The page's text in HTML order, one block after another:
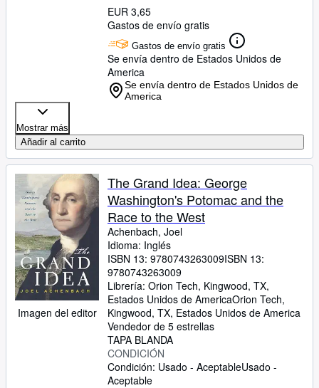
EUR 3,65
Gastos de envío gratis
Gastos de envío gratis
Se envía dentro de Estados Unidos de
America
Se envía dentro de Estados Unidos de
America
Mostrar más
Añadir al carrito
Imagen del editor
The Grand Idea: George
Washington's Potomac and the
Race to the West
Achenbach, Joel
Idioma: Inglés
ISBN 13: 9780743263009ISBN 13:
9780743263009
Librería: Orion Tech, Kingwood, TX,
Estados Unidos de AmericaOrion Tech,
Kingwood, TX, Estados Unidos de America
Vendedor de 5 estrellas
TAPA BLANDA
CONDICIÓN
Condición: Usado - AceptableUsado -
Aceptable